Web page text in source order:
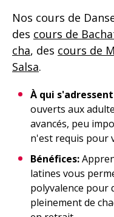
Nos cours de
des cours de
cha, des cours de
Salsa.
À qui
ouverts aux
avancés, peu
n'est requis pour
Bénéfices:
latines vous
polyvalence pour
pleinement de